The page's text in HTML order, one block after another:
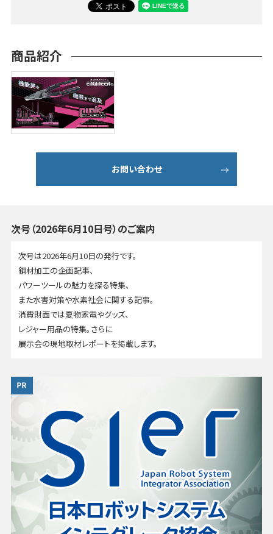
商品紹介
お問い合わせ
次号（2026年6月10日号）のご案内
次号は2026年6月10日の発行です。
鋼材加工の企画記事、
パワーツールの魅力を探る特集、
また水害対策や水素社会に関する記事。
消費財面では夏物家電やグッズ、
レジャー用品の特集。さらに
展示会の現地取材レポートを掲載します。